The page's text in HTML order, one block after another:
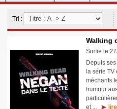
Tri :
Walking
Sortie le
Depuis
la série
méchants
humour
et ...